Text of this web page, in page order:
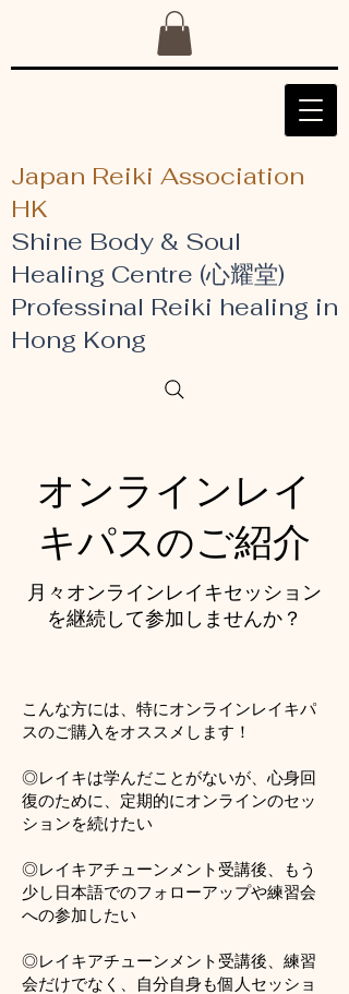
Japan Reiki Association
HK
Shine Body & Soul
Healing Centre (心耀堂)
​Professinal Reiki healing in
Hong Kong
オンラインレイ
キパスのご紹介
月々オンラインレイキセッション
を継続して参加しませんか？
こんな方には、特にオンラインレイキパ
スのご購入をオススメします！
◎レイキは学んだことがないが、心身回
復のために、定期的にオンラインのセッ
ションを続けたい
◎レイキアチューンメント受講後、もう
少し日本語でのフォローアップや練習会
への参加したい
​◎レイキアチューンメント受講後、練習
会だけでなく、自分自身も個人セッショ